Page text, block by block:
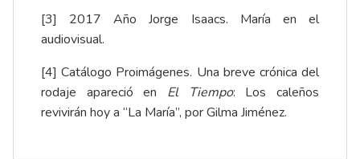
[3] 2017 Año Jorge Isaacs. María en el
audiovisual.
[4] Catálogo Proimágenes. Una breve crónica del
rodaje apareció en El Tiempo: Los caleños
revivirán hoy a “La María”, por Gilma Jiménez.